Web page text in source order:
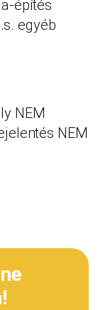
építés
egyéb
NEM
NEM